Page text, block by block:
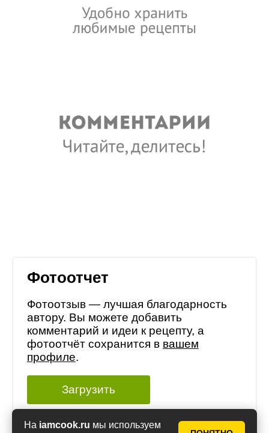
На iamcook.ru мы используем
Фотоотчет
Фотоотзыв — лучшая благодарность
автору. Вы можете добавить
комментарий и идеи к рецепту, а
фотоотчёт сохранится в вашем
профиле.
Загрузить